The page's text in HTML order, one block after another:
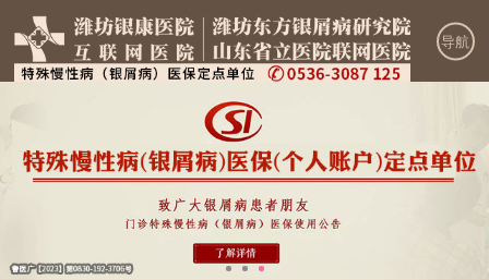
导航